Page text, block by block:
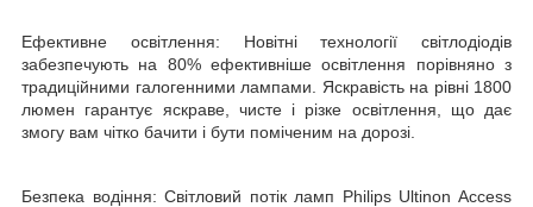
Ефективне освітлення: Новітні технології світлодіодів
забезпечують на 80% ефективніше освітлення порівняно з
традиційними галогенними лампами. Яскравість на рівні 1800
люмен гарантує яскраве, чисте і різке освітлення, що дає
змогу вам чітко бачити і бути поміченим на дорозі.
Безпека водіння: Світловий потік ламп Philips Ultinon Access